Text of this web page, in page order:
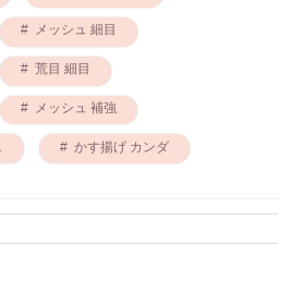
メッシュ 細目
荒目 細目
メッシュ 補強
かす揚げ カンダ